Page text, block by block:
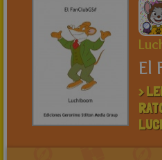
El
>